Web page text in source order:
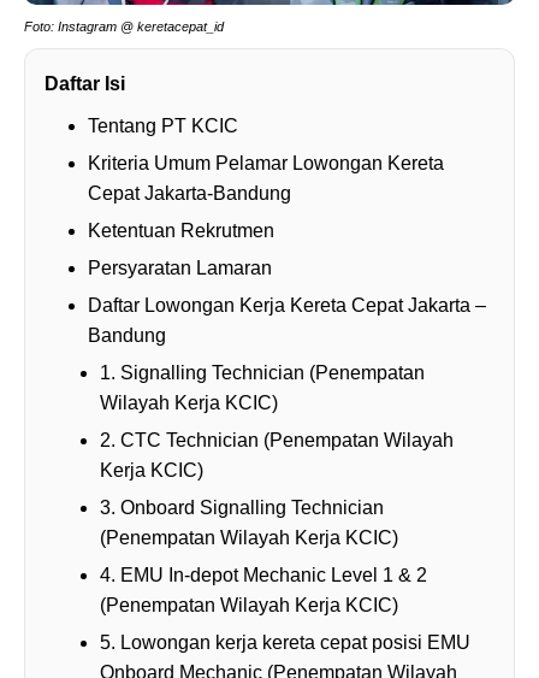
Foto: Instagram @ keretacepat_id
Daftar Isi
Tentang PT KCIC
Kriteria Umum Pelamar Lowongan Kereta
Cepat Jakarta-Bandung
Ketentuan Rekrutmen
Persyaratan Lamaran
Daftar Lowongan Kerja Kereta Cepat Jakarta –
Bandung
1. Signalling Technician (Penempatan
Wilayah Kerja KCIC)
2. CTC Technician (Penempatan Wilayah
Kerja KCIC)
3. Onboard Signalling Technician
(Penempatan Wilayah Kerja KCIC)
4. EMU In-depot Mechanic Level 1 & 2
(Penempatan Wilayah Kerja KCIC)
5. Lowongan kerja kereta cepat posisi EMU
Onboard Mechanic (Penempatan Wilayah